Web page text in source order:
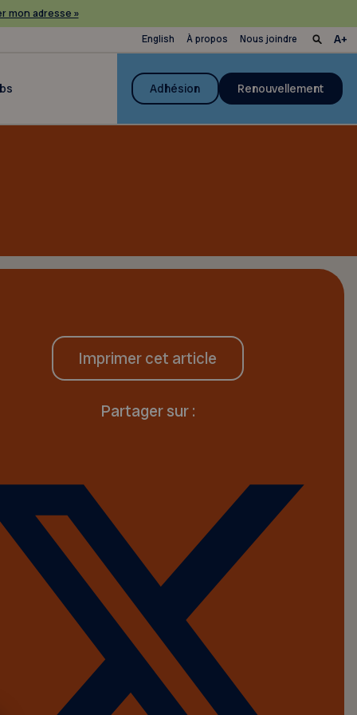
mon adresse »
English À propos Nous joindre
Adhésion Renouvellement
Imprimer cet article
Partager sur :